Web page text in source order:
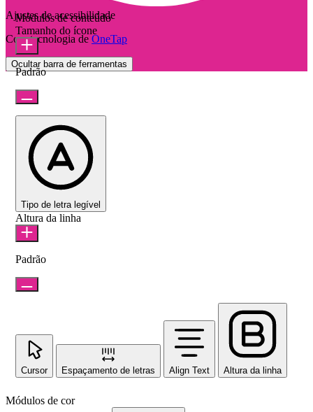
Ajustes de acessibilidade
Com tecnologia de OneTap
Ocultar barra de ferramentas
Módulos de conteúdo
Tamanho do ícone
Padrão
Tipo de letra legível
Altura da linha
Padrão
Cursor Espaçamento de letras Align Text Altura da linha
Módulos de cor